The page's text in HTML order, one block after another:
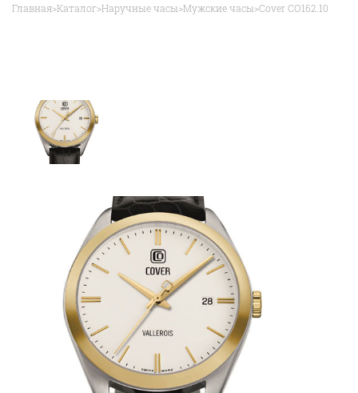
Главная>Каталог>Наручные часы>Мужские часы>Cover CO162.10